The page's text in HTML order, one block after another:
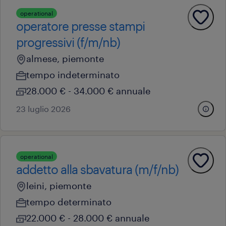
operational
operatore presse stampi
progressivi (f/m/nb)
almese, piemonte
tempo indeterminato
28.000 € - 34.000 € annuale
23 luglio 2026
operational
addetto alla sbavatura (m/f/nb)
leini, piemonte
tempo determinato
22.000 € - 28.000 € annuale